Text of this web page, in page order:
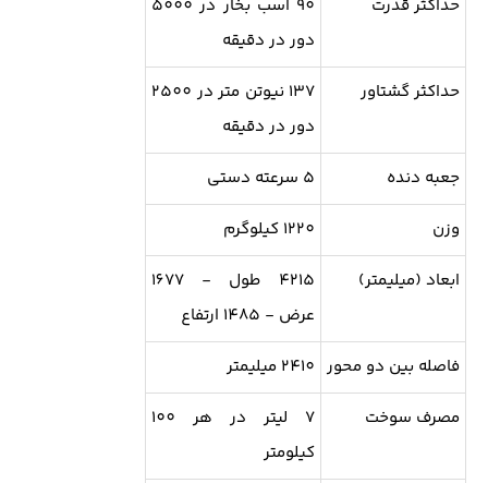
90 اسب بخار در 5000
دور در دقیقه
حداکثر قدرت
137 نیوتن متر در 2500
دور در دقیقه
حداکثر گشتاور
5 سرعته دستی جعبه دنده
1220 کیلوگرم وزن
4215 طول - 1677
عرض - 1485 ارتفاع
ابعاد (میلیمتر)
2410 میلیمتر فاصله بین دو محور
7 لیتر در هر 100
کیلومتر
مصرف سوخت